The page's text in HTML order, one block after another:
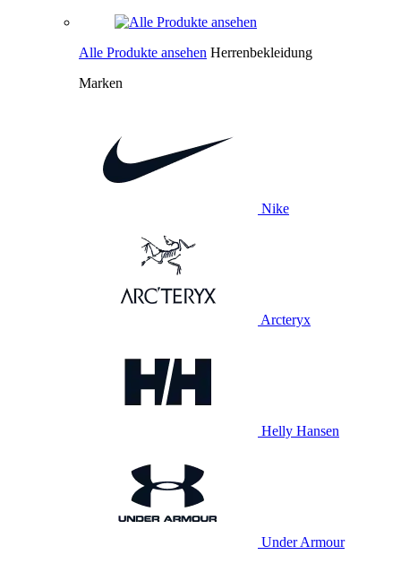
Alle Produkte ansehen Herrenbekleidung
Marken
Nike
Arcteryx
Helly Hansen
Under Armour